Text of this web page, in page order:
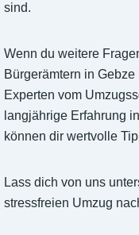
sind.
Wenn du weitere
Bürgerämtern in
Experten vom
langjährige Erfahrung
können dir wertvolle
Lass dich von uns
stressfreien Umzug